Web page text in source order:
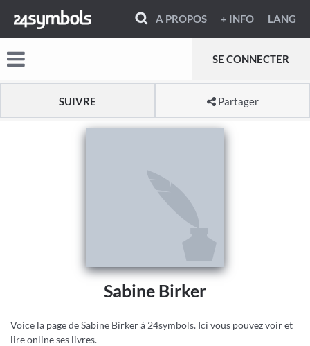
A PROPOS + INFO LANG
SE CONNECTER
SUIVRE Partager
Sabine Birker
Voice la page de Sabine Birker à 24symbols. Ici vous pouvez voir et
lire online ses livres.